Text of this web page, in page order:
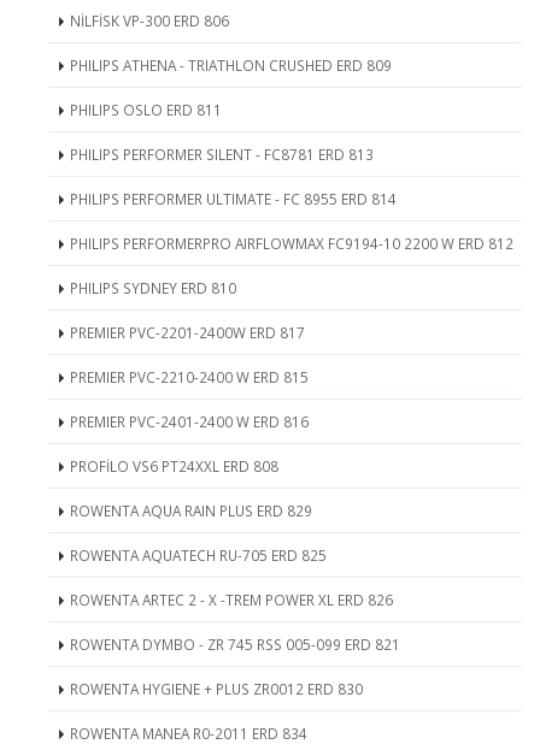
NİLFİSK VP-300 ERD 806
PHILIPS ATHENA - TRIATHLON CRUSHED ERD 809
PHILIPS OSLO ERD 811
PHILIPS PERFORMER SILENT - FC8781 ERD 813
PHILIPS PERFORMER ULTIMATE - FC 8955 ERD 814
PHILIPS PERFORMERPRO AIRFLOWMAX FC9194-10 2200 W ERD 812
PHILIPS SYDNEY ERD 810
PREMIER PVC-2201-2400W ERD 817
PREMIER PVC-2210-2400 W ERD 815
PREMIER PVC-2401-2400 W ERD 816
PROFİLO VS6 PT24XXL ERD 808
ROWENTA AQUA RAIN PLUS ERD 829
ROWENTA AQUATECH RU-705 ERD 825
ROWENTA ARTEC 2 - X -TREM POWER XL ERD 826
ROWENTA DYMBO - ZR 745 RSS 005-099 ERD 821
ROWENTA HYGIENE + PLUS ZR0012 ERD 830
ROWENTA MANEA R0-2011 ERD 834